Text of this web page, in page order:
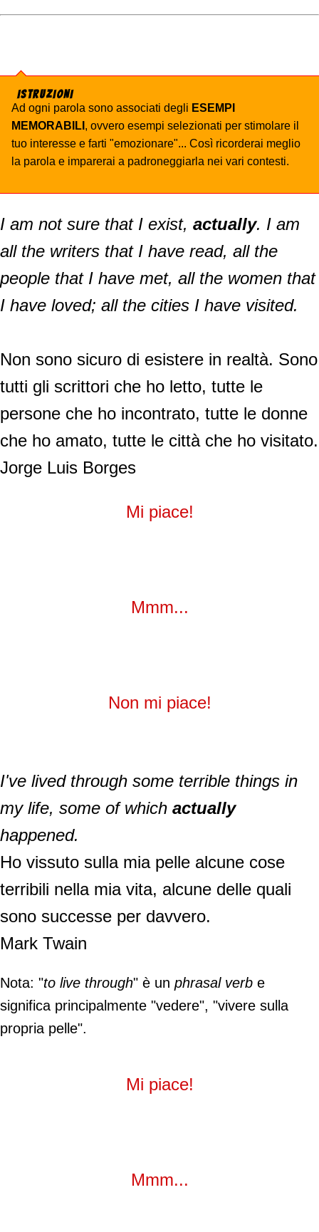
ISTRUZIONI
Ad ogni parola sono associati degli ESEMPI
MEMORABILI , ovvero esempi selezionati per stimolare il
tuo interesse e farti "emozionare"... Così ricorderai meglio
la parola e imparerai a padroneggiarla nei vari contesti.
I am not sure that I exist, actually. I am
all the writers that I have read, all the
people that I have met, all the women that
I have loved; all the cities I have visited.
Non sono sicuro di esistere in realtà. Sono
tutti gli scrittori che ho letto, tutte le
persone che ho incontrato, tutte le donne
che ho amato, tutte le città che ho visitato.
Jorge Luis Borges
Mi piace!
Mmm...
Non mi piace!
I've lived through some terrible things in
my life, some of which actually
happened.
Ho vissuto sulla mia pelle alcune cose
terribili nella mia vita, alcune delle quali
sono successe per davvero.
Mark Twain
Nota: "to live through" è un phrasal verb e
significa principalmente "vedere", "vivere sulla
propria pelle".
Mi piace!
Mmm...